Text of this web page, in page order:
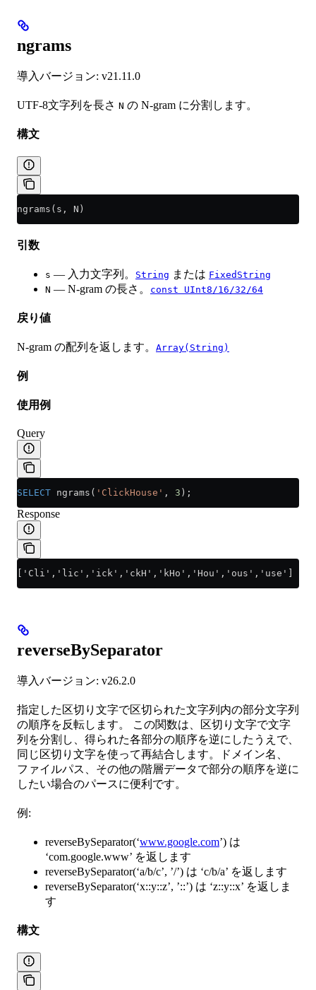
ngrams
導入バージョン: v21.11.0
UTF-8文字列を長さ N の N-gram に分割します。
構文
ngrams(s, N)
引数
s — 入力文字列。 String または FixedString
N — N-gram の長さ。 const UInt8/16/32/64
戻り値
N-gram の配列を返します。 Array(String)
例
使用例
Query
SELECT ngrams( 'ClickHouse' , 3 );
Response
['Cli','lic','ick','ckH','kHo','Hou','ous','use']
reverseBySeparator
導入バージョン: v26.2.0
指定した区切り文字で区切られた文字列内の部分文字列
の順序を反転します。 この関数は、区切り文字で文字
列を分割し、得られた各部分の順序を逆にしたうえで、
同じ区切り文字を使って再結合します。ドメイン名、
ファイルパス、その他の階層データで部分の順序を逆に
したい場合のパースに便利です。
例:
reverseBySeparator(‘www.google.com’) は
‘com.google.www’ を返します
reverseBySeparator(‘a/b/c’, ’/’) は ‘c/b/a’ を返します
reverseBySeparator(‘x::y::z’, ’::’) は ‘z::y::x’ を返しま
す
構文